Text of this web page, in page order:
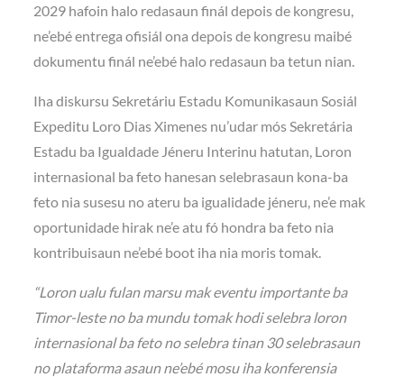
2029 hafoin halo redasaun finál depois de kongresu,
ne’ebé entrega ofisiál ona depois de kongresu maibé
dokumentu finál ne’ebé halo redasaun ba tetun nian.
Iha diskursu Sekretáriu Estadu Komunikasaun Sosiál
Expeditu Loro Dias Ximenes nu’udar mós Sekretária
Estadu ba Igualdade Jéneru Interinu hatutan, Loron
internasional ba feto hanesan selebrasaun kona-ba
feto nia susesu no ateru ba igualidade jéneru, ne’e mak
oportunidade hirak ne’e atu fó hondra ba feto nia
kontribuisaun ne’ebé boot iha nia moris tomak.
“Loron ualu fulan marsu mak eventu importante ba
Timor-leste no ba mundu tomak hodi selebra loron
internasional ba feto no selebra tinan 30 selebrasaun
no plataforma asaun ne’ebé mosu iha konferensia